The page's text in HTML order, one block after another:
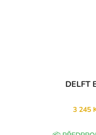
DELFT
3 245